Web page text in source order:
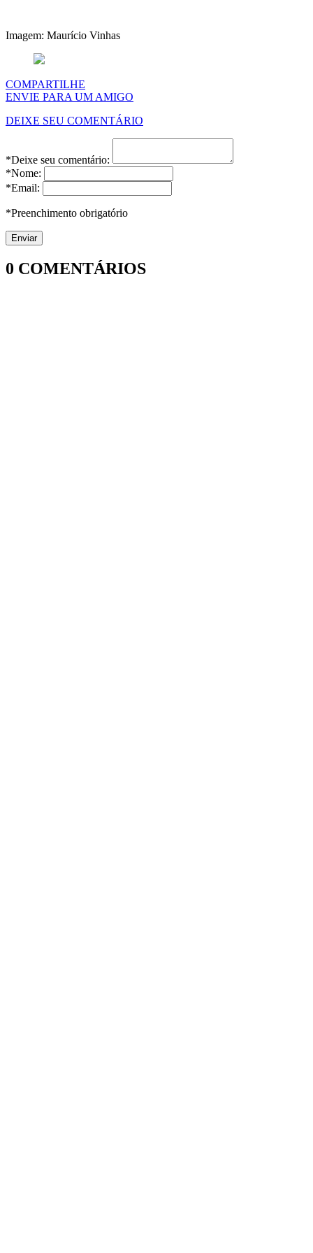
Imagem: Maurício Vinhas
COMPARTILHE
ENVIE PARA UM AMIGO
DEIXE SEU COMENTÁRIO
*Deixe seu comentário:
*Nome:
*Email:
*Preenchimento obrigatório
0 COMENTÁRIOS